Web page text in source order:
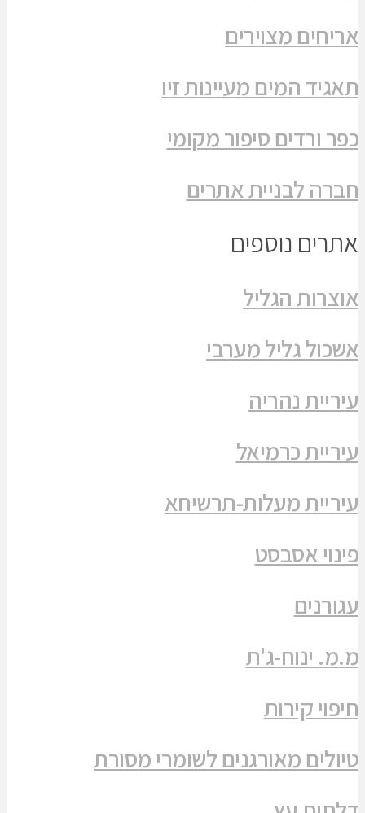
אריחים מצוירים
תאגיד המים מעיינות זיו
כפר ורדים סיפור מקומי
חברה לבניית אתרים
אתרים נוספים
אוצרות הגליל
אשכול גליל מערבי
עיריית נהריה
עיריית כרמיאל
עיריית מעלות-תרשיחא
פינוי אסבסט
עגורנים
מ.מ. ינוח-ג'ת
חיפוי קירות
טיולים מאורגנים לשומרי מסורת